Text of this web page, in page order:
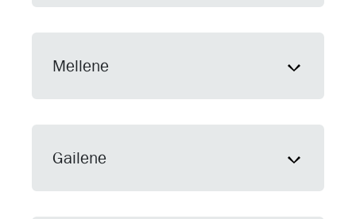
Mellene
Gailene